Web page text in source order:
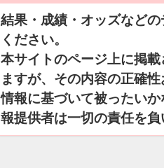
結果・成績・オッズなど
ください。
本サイトのページ上に掲
ますが、その内容の正確
情報に基づいて被ったい
報提供者は一切の責任を負